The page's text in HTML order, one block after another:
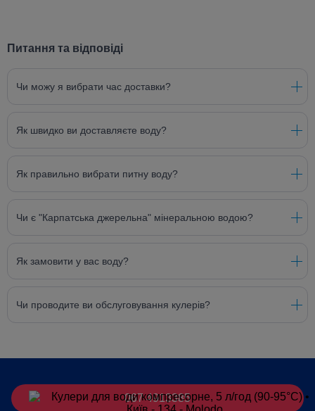
Питання та відповіді
Чи можу я вибрати час доставки?
Як швидко ви доставляєте воду?
Як правильно вибрати питну воду?
Чи є "Карпатська джерельна" мінеральною водою?
Як замовити у вас воду?
Чи проводите ви обслуговування кулерів?
067 4913385